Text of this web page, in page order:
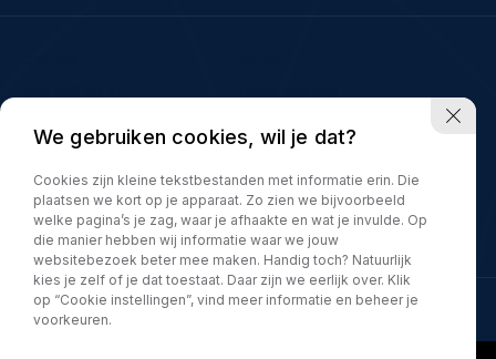
Openingstijden
Ma – vrij:10.00 – 17.00 uur
Zaterdag: 10.00 – 15.00 uur
Alleen op afspraak
Privacy policy
We gebruiken cookies, wil je dat?
Cookies zijn kleine tekstbestanden met informatie erin. Die
plaatsen we kort op je apparaat. Zo zien we bijvoorbeeld
welke pagina’s je zag, waar je afhaakte en wat je invulde. Op
die manier hebben wij informatie waar we jouw
websitebezoek beter mee maken. Handig toch? Natuurlijk
kies je zelf of je dat toestaat. Daar zijn we eerlijk over. Klik
op “Cookie instellingen”, vind meer informatie en beheer je
voorkeuren.